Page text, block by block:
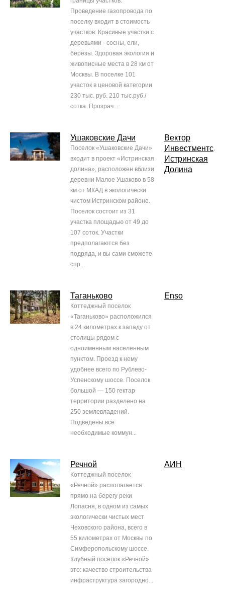
Проведение газопровода по
поселку входит в стоимость
участков. Красивые участки с
деревьями - сосны, ели,
берёзы. Здоровая экология и
живописные места в 28 км от
Москвы. В поселке 101
участок в ценовой категории
230 тыс. руб. 210 тыс.руб./
сотка. Прозрач...
Ушаковские Дачи
Поселок «Ушаковские Дачи»
входит в проект «Истринская
долина», расположен вблизи
деревни Малое Ушаково в 58
км от МКАД в экологически
чистом Истринском районе.
Поселок состоит из 31
участка площадью от 49 до
107 соток. Участки
предполагаются без
подряда, и вы сами сможете
спр...
Вектор
Инвестментс,
Истринская
Долина
Таганьково
Коттеджный поселок
«Таганьково» расположился
в 24 километрах к западу от
столицы рядом с
одноименным населенным
пунктом. Проезд к нему
удобнее всего по Рублево-
Успенскому шоссе. Поселок
большой — 150 гектар
территории разделено на
250 землевладений.
Подведены все
необходимые коммун...
Enso
Речной
Коттеджный поселок
«Речной» располагается
прямо на берегу реки
Лопасня, в одном из самых
экологически чистых мест
Чеховского района, всего в
55 километрах от Москвы по
Симферопольскому шоссе.
Клубный поселок «Речной»
это: качество строительства
инфраструктура загородно...
АИН